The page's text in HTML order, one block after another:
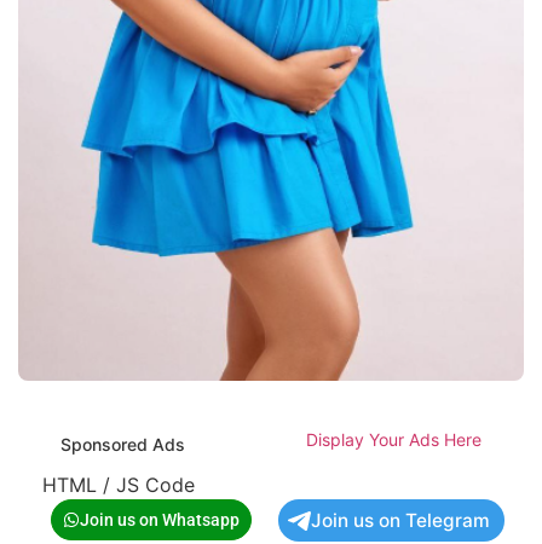
Sponsored Ads Display Your Ads Here
HTML / JS Code
Join us on Whatsapp Join us on Telegram